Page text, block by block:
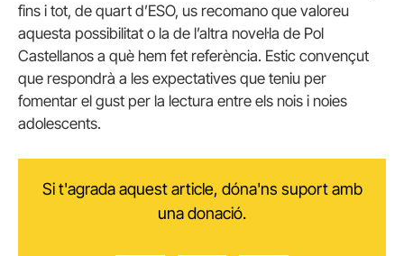
fins i tot, de quart d’ESO, us recomano que valoreu
aquesta possibilitat o la de l’altra novel·la de Pol
Castellanos a què hem fet referència. Estic convençut
que respondrà a les expectatives que teniu per
fomentar el gust per la lectura entre els nois i noies
adolescents.
Si t'agrada aquest article, dóna'ns suport amb
una donació.